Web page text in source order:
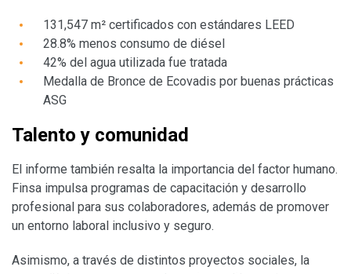
131,547 m² certificados con estándares LEED
28.8% menos consumo de diésel
42% del agua utilizada fue tratada
Medalla de Bronce de Ecovadis por buenas prácticas
ASG
Talento y comunidad
El informe también resalta la importancia del factor humano.
Finsa impulsa programas de capacitación y desarrollo
profesional para sus colaboradores, además de promover
un entorno laboral inclusivo y seguro.
Asimismo, a través de distintos proyectos sociales, la